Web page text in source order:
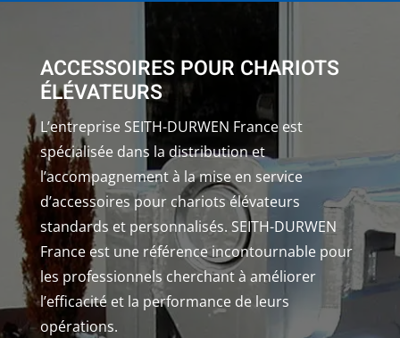
ACCESSOIRES POUR CHARIOTS
ÉLÉVATEURS
L’entreprise SEITH-DURWEN France est
spécialisée dans la distribution et
l’accompagnement à la mise en service
d’accessoires pour chariots élévateurs
standards et personnalisés. SEITH-DURWEN
France est une référence incontournable pour
les professionnels cherchant à améliorer
l’efficacité et la performance de leurs
opérations.